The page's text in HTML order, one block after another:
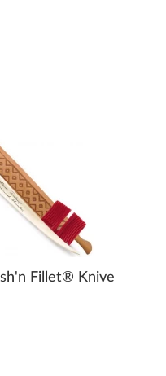
Fillet® Knive